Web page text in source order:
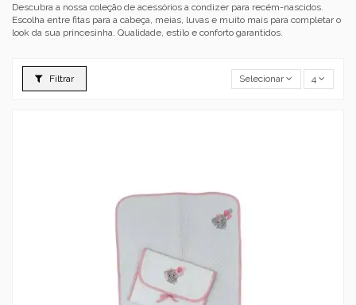
Descubra a nossa coleção de acessórios a condizer para recém-nascidos.
Escolha entre fitas para a cabeça, meias, luvas e muito mais para completar o
look da sua princesinha. Qualidade, estilo e conforto garantidos.
Filtrar Selecionar 4